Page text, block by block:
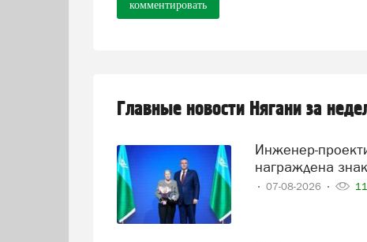
комментировать
Главные новости Нягани за
Инженер-проектировщик Тамара Нохрина из Нягани
награждена
07-08-2026